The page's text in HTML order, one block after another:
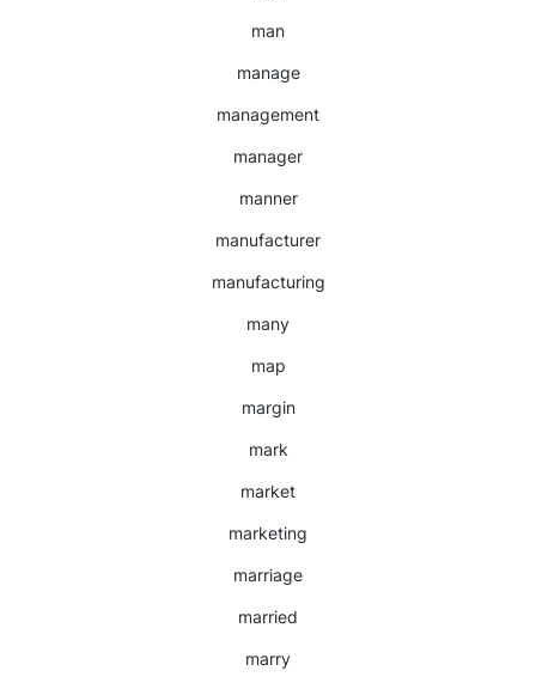
man
manage
management
manager
manner
manufacturer
manufacturing
many
map
margin
mark
market
marketing
marriage
married
marry